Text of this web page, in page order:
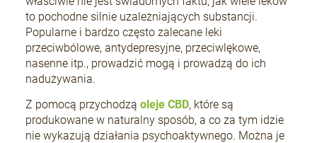
to pochodne silnie uzależniających substancji.
Popularne i bardzo często zalecane leki
przeciwbólowe, antydepresyjne, przeciwlękowe,
nasenne itp., prowadzić mogą i prowadzą do ich
nadużywania.
Z pomocą przychodząoleje CBD, które są
produkowane w naturalny sposób, a co za tym idzie
nie wykazują działania psychoaktywnego. Można je